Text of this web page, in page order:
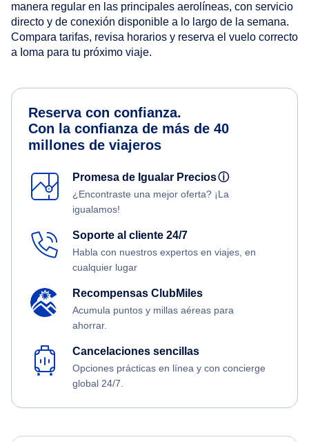
manera regular en las principales aerolíneas, con servicio
directo y de conexión disponible a lo largo de la semana.
Compara tarifas, revisa horarios y reserva el vuelo correcto
a Ioma para tu próximo viaje.
Reserva con confianza.
Con la confianza de más de 40
millones de viajeros
Promesa de Igualar Preciosⓘ
¿Encontraste una mejor oferta? ¡La
igualamos!
Soporte al cliente 24/7
Habla con nuestros expertos en viajes, en
cualquier lugar
Recompensas ClubMiles
Acumula puntos y millas aéreas para
ahorrar.
Cancelaciones sencillas
Opciones prácticas en línea y con concierge
global 24/7.